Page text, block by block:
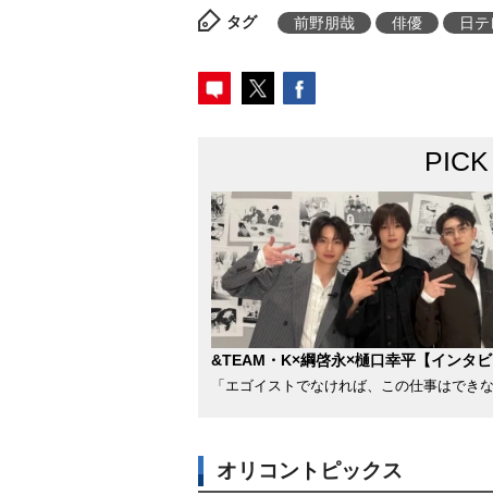
タグ 前野朋哉 俳優 日テ
&TEAM・K×綱啓永×樋口幸平【インタビ
「エゴイストでなければ、この仕事はできな
オリコントピックス